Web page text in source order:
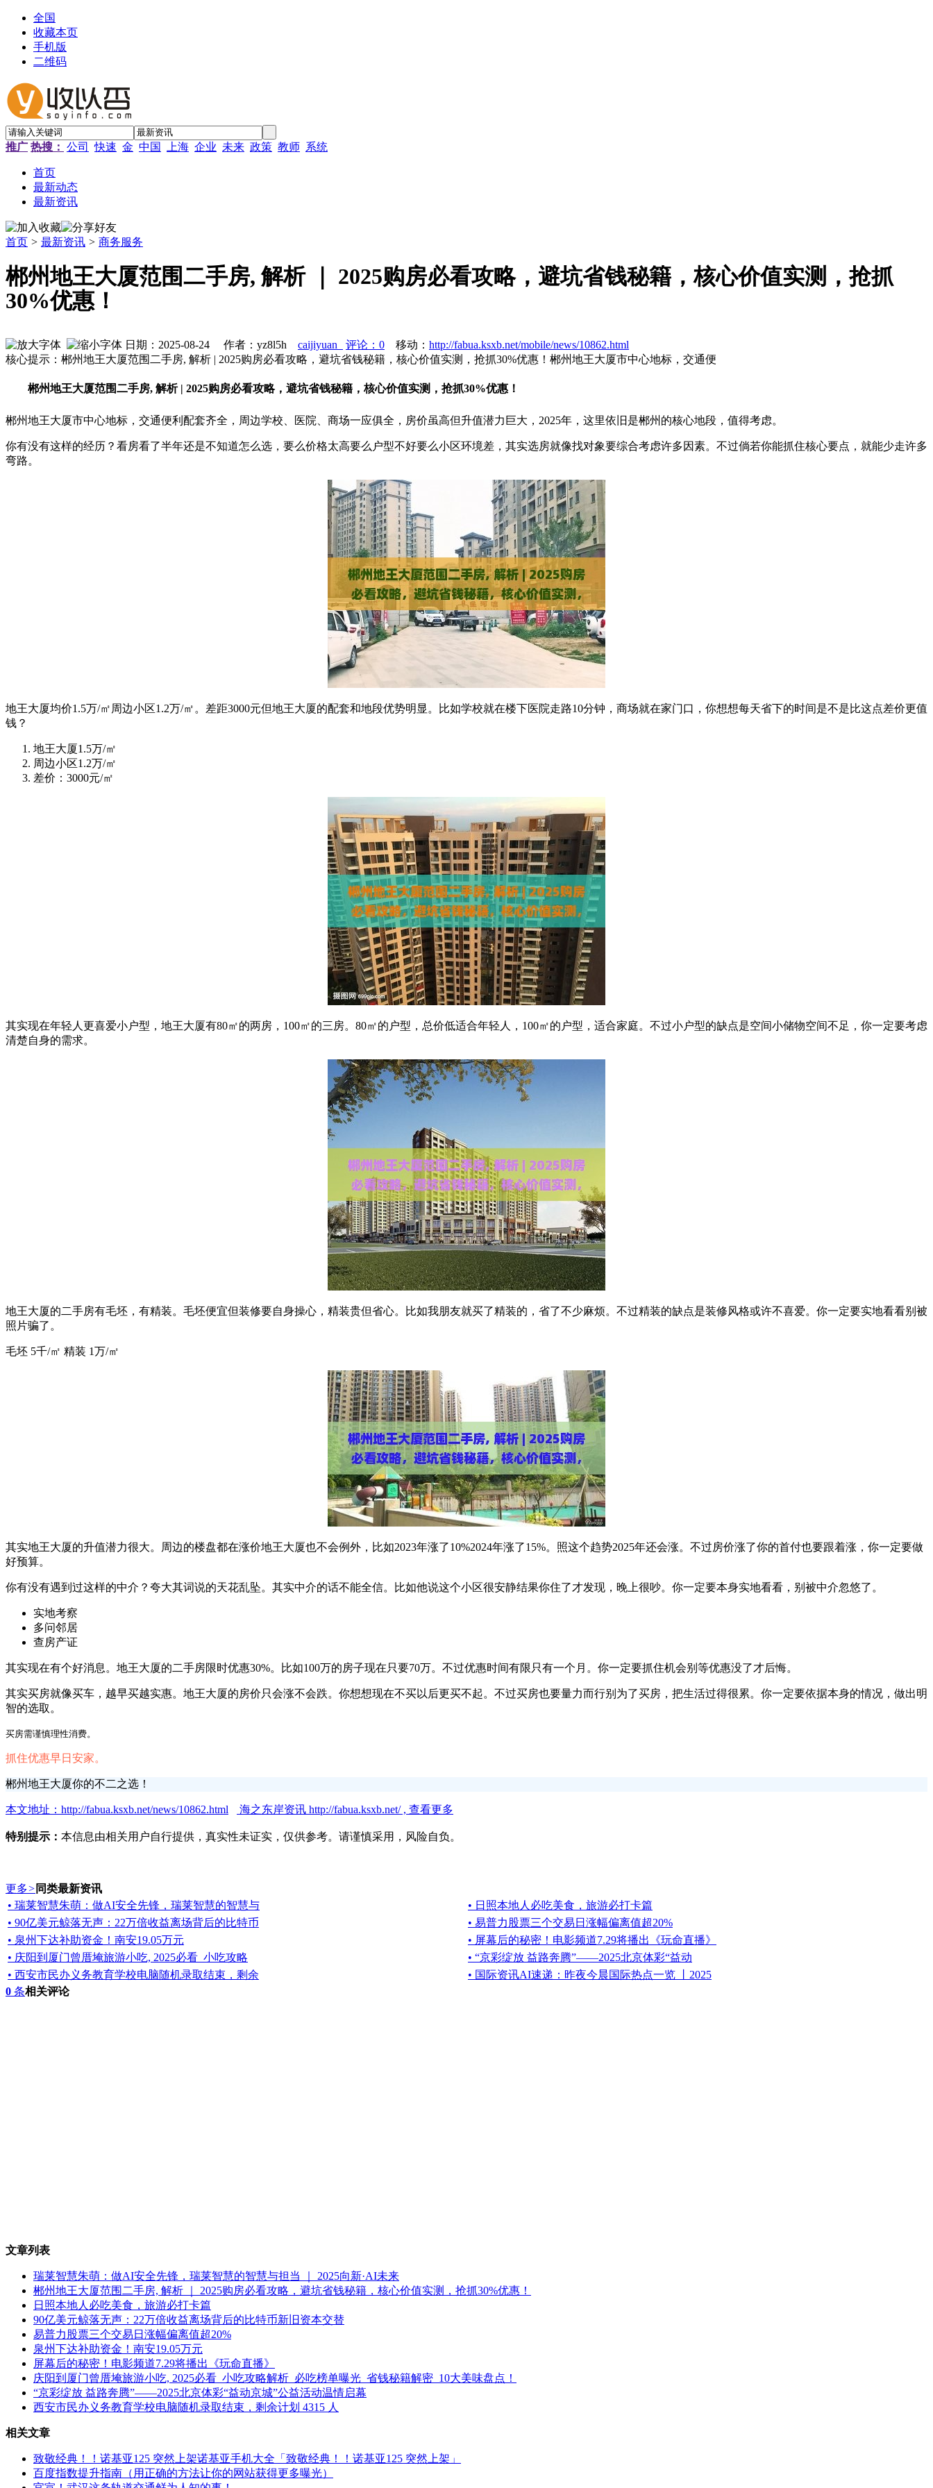
全国
收藏本页
手机版
二维码
推广 热搜： 公司 快速 金 中国 上海 企业 未来 政策 教师 系统
首页
最新动态
最新资讯
首页 > 最新资讯 > 商务服务
郴州地王大厦范围二手房, 解析 ｜ 2025购房必看攻略，避坑省钱秘籍，核心价值实测，抢抓
30%优惠！
日期：2025-08-24 作者：yz8l5h caijiyuan 评论：0 移动： http://fabua.ksxb.net/mobile/news/10862.html
核心提示：郴州地王大厦范围二手房, 解析 | 2025购房必看攻略，避坑省钱秘籍，核心价值实测，抢抓30%优惠！郴州地王大厦市中心地标，交通便
郴州地王大厦范围二手房, 解析 | 2025购房必看攻略，避坑省钱秘籍，核心价值实测，抢抓30%优惠！
郴州地王大厦市中心地标，交通便利配套齐全，周边学校、医院、商场一应俱全，房价虽高但升值潜力巨大，2025年，这里依旧是郴州的核心地段，值得考虑。
你有没有这样的经历？看房看了半年还是不知道怎么选，要么价格太高要么户型不好要么小区环境差，其实选房就像找对象要综合考虑许多因素。不过倘若你能抓住核心要点，就能少走许多
弯路。
地王大厦均价1.5万/㎡周边小区1.2万/㎡。差距3000元但地王大厦的配套和地段优势明显。比如学校就在楼下医院走路10分钟，商场就在家门口，你想想每天省下的时间是不是比这点差价更值
钱？
地王大厦1.5万/㎡
周边小区1.2万/㎡
差价：3000元/㎡
其实现在年轻人更喜爱小户型，地王大厦有80㎡的两房，100㎡的三房。80㎡的户型，总价低适合年轻人，100㎡的户型，适合家庭。不过小户型的缺点是空间小储物空间不足，你一定要考虑
清楚自身的需求。
地王大厦的二手房有毛坯，有精装。毛坯便宜但装修要自身操心，精装贵但省心。比如我朋友就买了精装的，省了不少麻烦。不过精装的缺点是装修风格或许不喜爱。你一定要实地看看别被
照片骗了。
毛坯 5千/㎡ 精装 1万/㎡
其实地王大厦的升值潜力很大。周边的楼盘都在涨价地王大厦也不会例外，比如2023年涨了10%2024年涨了15%。照这个趋势2025年还会涨。不过房价涨了你的首付也要跟着涨，你一定要做
好预算。
你有没有遇到过这样的中介？夸大其词说的天花乱坠。其实中介的话不能全信。比如他说这个小区很安静结果你住了才发现，晚上很吵。你一定要本身实地看看，别被中介忽悠了。
实地考察
多问邻居
查房产证
其实现在有个好消息。地王大厦的二手房限时优惠30%。比如100万的房子现在只要70万。不过优惠时间有限只有一个月。你一定要抓住机会别等优惠没了才后悔。
其实买房就像买车，越早买越实惠。地王大厦的房价只会涨不会跌。你想想现在不买以后更买不起。不过买房也要量力而行别为了买房，把生活过得很累。你一定要依据本身的情况，做出明
智的选取。
买房需谨慎理性消费。
抓住优惠早日安家。
郴州地王大厦你的不二之选！
本文地址：http://fabua.ksxb.net/news/10862.html 海之东岸资讯 http://fabua.ksxb.net/ , 查看更多
特别提示： 本信息由相关用户自行提供，真实性未证实，仅供参考。请谨慎采用，风险自负。
更多> 同类最新资讯
• 瑞莱智慧朱萌：做AI安全先锋，瑞莱智慧的智慧与
• 日照本地人必吃美食，旅游必打卡篇
• 90亿美元鲸落无声：22万倍收益离场背后的比特币
• 易普力股票三个交易日涨幅偏离值超20%
• 泉州下达补助资金！南安19.05万元
• 屏幕后的秘密！电影频道7.29将播出《玩命直播》
• 庆阳到厦门曾厝埯旅游小吃, 2025必看_小吃攻略
• “京彩绽放 益路奔腾”——2025北京体彩“益动
• 西安市民办义务教育学校电脑随机录取结束，剩余
• 国际资讯AI速递：昨夜今晨国际热点一览 丨2025
0 条相关评论
文章列表
瑞莱智慧朱萌：做AI安全先锋，瑞莱智慧的智慧与担当 ｜ 2025向新·AI未来
郴州地王大厦范围二手房, 解析 ｜ 2025购房必看攻略，避坑省钱秘籍，核心价值实测，抢抓30%优惠！
日照本地人必吃美食，旅游必打卡篇
90亿美元鲸落无声：22万倍收益离场背后的比特币新旧资本交替
易普力股票三个交易日涨幅偏离值超20%
泉州下达补助资金！南安19.05万元
屏幕后的秘密！电影频道7.29将播出《玩命直播》
庆阳到厦门曾厝埯旅游小吃, 2025必看_小吃攻略解析_必吃榜单曝光_省钱秘籍解密_10大美味盘点！
“京彩绽放 益路奔腾”——2025北京体彩“益动京城”公益活动温情启幕​​
西安市民办义务教育学校电脑随机录取结束，剩余计划 4315 人
相关文章
致敬经典！！诺基亚125 突然上架诺基亚手机大全「致敬经典！！诺基亚125 突然上架」
百度指数提升指南（用正确的方法让你的网站获得更多曝光）